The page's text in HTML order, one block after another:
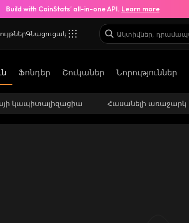
Build with CoinStats’ all-in-one API. Learn more
Գնացուցակ
Ֆոնդեր Շուկաներ Նորություններ
կապիտալիզացիա Հասանելի առաջարկ